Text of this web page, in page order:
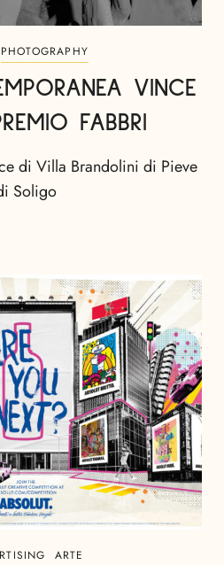
PHOTOGRAPHY
VINCE
FABBRI
di Villa Brandolini di Pieve
Soligo
ARTE